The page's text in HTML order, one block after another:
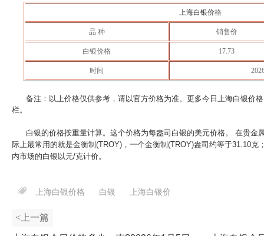
上海白银价格
品 种 销售价
白银价格 17.73
时间
备注：以上价格仅供参考，请以官方价格为准。更多今日上海白银价
栏。
白银的价格按重量计算。这个价格为每盎司白银的美元价格。 在贵金
际上最常用的就是金衡制(TROY)，一个金衡制(TROY)盎司约等于31.10克
内市场的白银以元/克计价。
上海白银价格 白银 上海白银价
<上一篇